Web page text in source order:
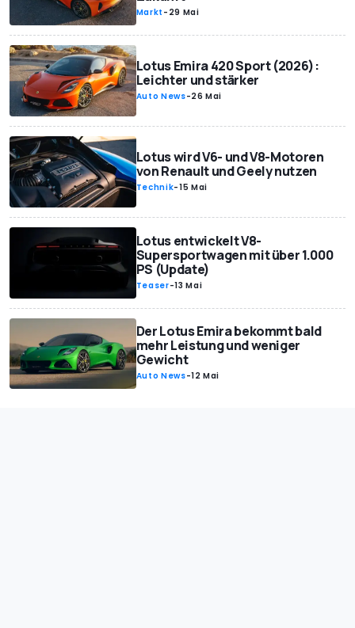
Markt - 29 Mai
Lotus Emira 420 Sport (2026):
Leichter und stärker
Auto News-26 Mai
Lotus wird V6- und V8-Motoren
von Renault und Geely nutzen
Technik-15 Mai
Lotus entwickelt V8-
Supersportwagen mit über 1.000
PS (Update)
Teaser-13 Mai
Der Lotus Emira bekommt bald
mehr Leistung und weniger
Gewicht
Auto News-12 Mai